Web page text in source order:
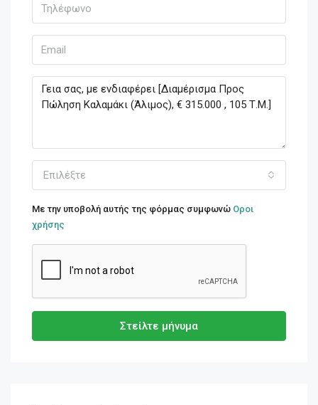
Επιλέξτε
Με την υποβολή αυτής της φόρμας συμφωνώ Οροι
χρήσης
Στείλτε μήνυμα